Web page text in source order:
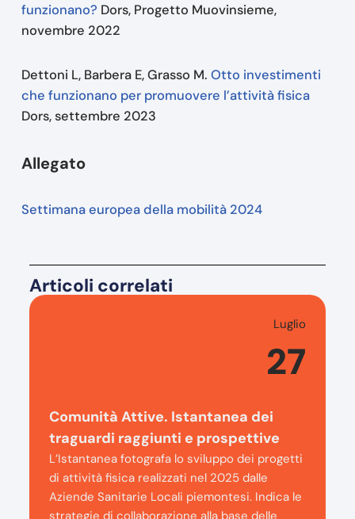
funzionano? Dors, Progetto Muovinsieme,
novembre 2022
Dettoni L, Barbera E, Grasso M. Otto investimenti
che funzionano per promuovere l’attività fisica
Dors, settembre 2023
Allegato
Settimana europea della mobilità 2024
Articoli correlati
Luglio
27
Comunità Attive. Istantanea dei
traguardi raggiunti e prospettive
L’Istantanea fotografa lo sviluppo dei progetti
di attività fisica realizzati nel 2025 dalle
Aziende Sanitarie Locali piemontesi. Indica le